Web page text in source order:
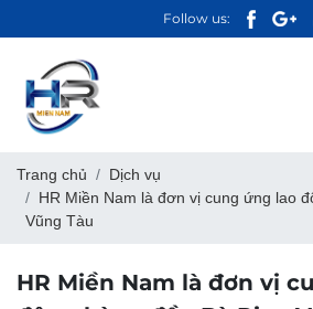
Follow us:
Trang chủ
Dịch vụ
HR Miền Nam là đơn vị cung ứng lao
Vũng Tàu
HR Miền Nam là đơn vị